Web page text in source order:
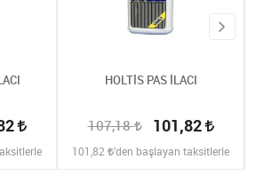
HOLTİS PAS İLACI
107,18 101,82
101,82 'den başlayan taksitlerle